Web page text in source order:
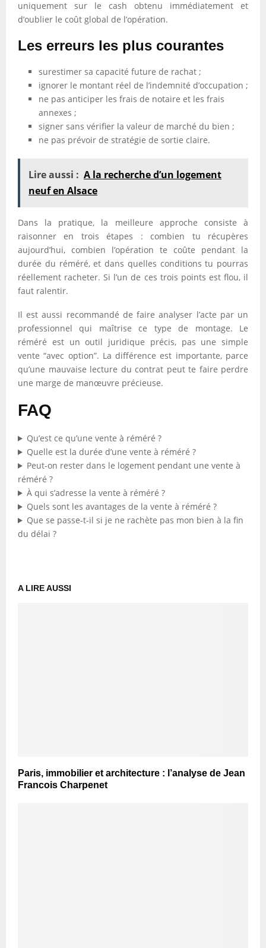
uniquement sur le cash obtenu immédiatement et
d’oublier le coût global de l’opération.
Les erreurs les plus courantes
surestimer sa capacité future de rachat ;
ignorer le montant réel de l’indemnité d’occupation ;
ne pas anticiper les frais de notaire et les frais
annexes ;
signer sans vérifier la valeur de marché du bien ;
ne pas prévoir de stratégie de sortie claire.
Lire aussi : A la recherche d’un logement
neuf en Alsace
Dans la pratique, la meilleure approche consiste à
raisonner en trois étapes : combien tu récupères
aujourd’hui, combien l’opération te coûte pendant la
durée du réméré, et dans quelles conditions tu pourras
réellement racheter. Si l’un de ces trois points est flou, il
faut ralentir.
Il est aussi recommandé de faire analyser l’acte par un
professionnel qui maîtrise ce type de montage. Le
réméré est un outil juridique précis, pas une simple
vente “avec option”. La différence est importante, parce
qu’une mauvaise lecture du contrat peut te faire perdre
une marge de manœuvre précieuse.
FAQ
Qu’est ce qu’une vente à réméré ?
Quelle est la durée d’une vente à réméré ?
Peut-on rester dans le logement pendant une vente à
réméré ?
À qui s’adresse la vente à réméré ?
Quels sont les avantages de la vente à réméré ?
Que se passe-t-il si je ne rachète pas mon bien à la fin
du délai ?
A LIRE AUSSI
Paris, immobilier et architecture : l’analyse de Jean
Francois Charpenet